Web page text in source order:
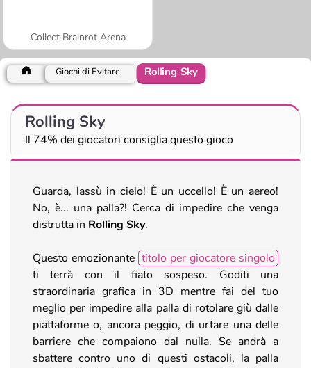
Collect Brainrot Arena
Giochi di Evitare Rolling Sky
Rolling Sky
Il 74% dei giocatori consiglia questo gioco
Guarda, lassù in cielo! È un uccello! È un aereo!
No, è... una palla?! Cerca di impedire che venga
distrutta in Rolling Sky.
Questo emozionante titolo per giocatore singolo
ti terrà con il fiato sospeso. Goditi una
straordinaria grafica in 3D mentre fai del tuo
meglio per impedire alla palla di rotolare giù dalle
piattaforme o, ancora peggio, di urtare una delle
barriere che compaiono dal nulla. Se andrà a
sbattere contro uno di questi ostacoli, la palla